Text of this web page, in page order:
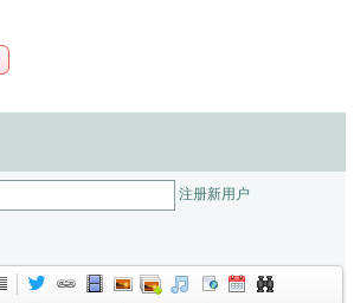
注册新用户